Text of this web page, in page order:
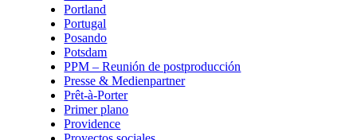
Portland
Portugal
Posando
Potsdam
PPM – Reunión de postproducción
Presse & Medienpartner
Prêt-à-Porter
Primer plano
Providence